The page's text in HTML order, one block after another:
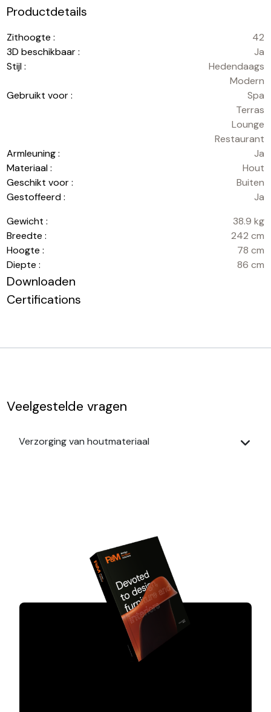
Productdetails
Zithoogte :
42
3D beschikbaar :
Ja
Stijl :
Hedendaags
Modern
Gebruikt voor :
Spa
Terras
Lounge
Restaurant
Armleuning :
Ja
Materiaal :
Hout
Geschikt voor :
Buiten
Gestoffeerd :
Ja
Gewicht :
38.9 kg
Breedte :
242 cm
Hoogte :
78 cm
Diepte :
86 cm
Downloaden
Certifications
Veelgestelde vragen
Verzorging van houtmateriaal